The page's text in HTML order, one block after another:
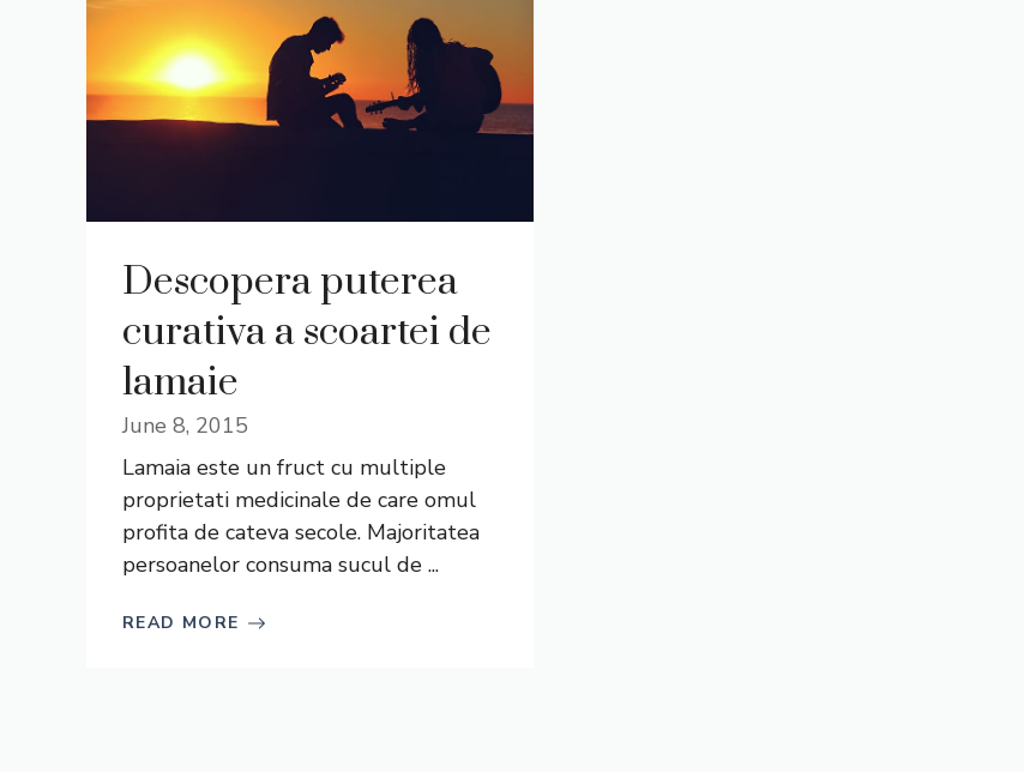
Descopera puterea
curativa a scoartei de
lamaie
June 8, 2015
Lamaia este un fruct cu multiple
proprietati medicinale de care omul
profita de cateva secole. Majoritatea
persoanelor consuma sucul de ...
READ MORE